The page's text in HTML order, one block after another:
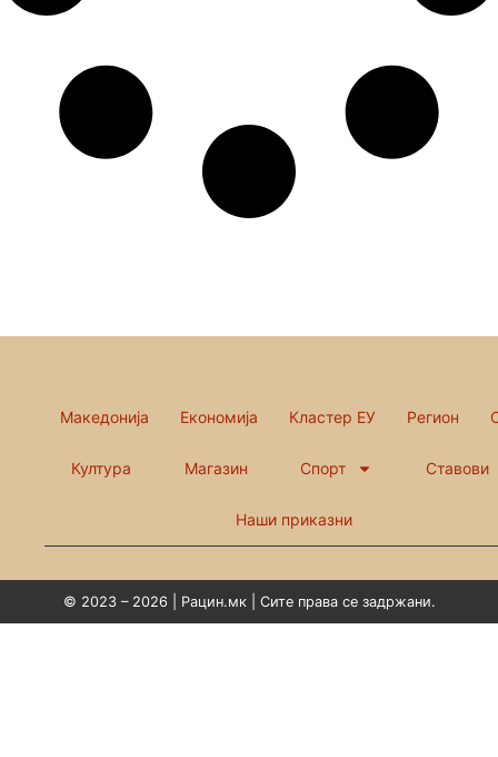
Македонија Економија Кластер ЕУ Регион
Култура Магазин Спорт Ставови
Наши приказни
© 2023 – 2026 | Рацин.мк | Сите права се задржани.